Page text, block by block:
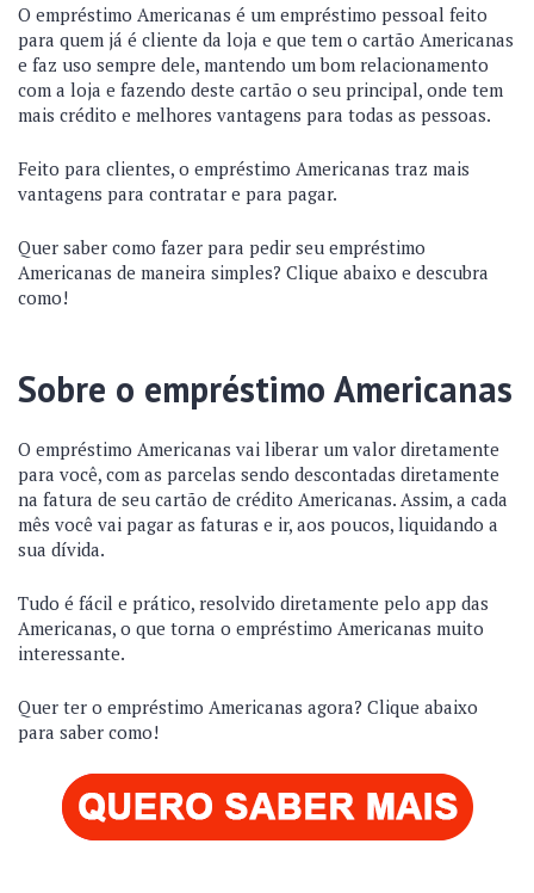
O empréstimo Americanas é um empréstimo pessoal feito
para quem já é cliente da loja e que tem o cartão Americanas
e faz uso sempre dele, mantendo um bom relacionamento
com a loja e fazendo deste cartão o seu principal, onde tem
mais crédito e melhores vantagens para todas as pessoas.
Feito para clientes, o empréstimo Americanas traz mais
vantagens para contratar e para pagar.
Quer saber como fazer para pedir seu empréstimo
Americanas de maneira simples? Clique abaixo e descubra
como!
Sobre o empréstimo Americanas
O empréstimo Americanas vai liberar um valor diretamente
para você, com as parcelas sendo descontadas diretamente
na fatura de seu cartão de crédito Americanas. Assim, a cada
mês você vai pagar as faturas e ir, aos poucos, liquidando a
sua dívida.
Tudo é fácil e prático, resolvido diretamente pelo app das
Americanas, o que torna o empréstimo Americanas muito
interessante.
Quer ter o empréstimo Americanas agora? Clique abaixo
para saber como!